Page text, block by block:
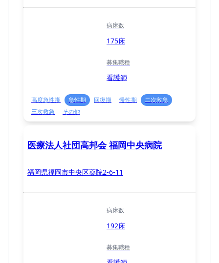
病床数
175床
募集職種
看護師
高度急性期 急性期 回復期 慢性期
二次救急
三次救急
その他
医療法人社団高邦会 福岡中央病院
福岡県福岡市中央区薬院2-6-11
病床数
192床
募集職種